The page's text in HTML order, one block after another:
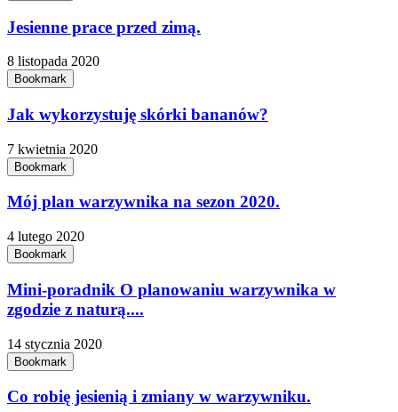
Jesienne prace przed zimą.
8 listopada 2020
Bookmark
Jak wykorzystuję skórki bananów?
7 kwietnia 2020
Bookmark
Mój plan warzywnika na sezon 2020.
4 lutego 2020
Bookmark
Mini-poradnik O planowaniu warzywnika w
zgodzie z naturą....
14 stycznia 2020
Bookmark
Co robię jesienią i zmiany w warzywniku.